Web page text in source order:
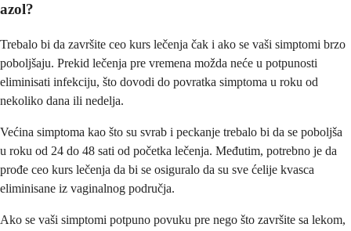
azol?
Trebalo bi da završite ceo kurs lečenja čak i ako se vaši simptomi brzo
poboljšaju. Prekid lečenja pre vremena možda neće u potpunosti
eliminisati infekciju, što dovodi do povratka simptoma u roku od
nekoliko dana ili nedelja.
Većina simptoma kao što su svrab i peckanje trebalo bi da se poboljša
u roku od 24 do 48 sati od početka lečenja. Međutim, potrebno je da
prođe ceo kurs lečenja da bi se osiguralo da su sve ćelije kvasca
eliminisane iz vaginalnog područja.
Ako se vaši simptomi potpuno povuku pre nego što završite sa lekom,